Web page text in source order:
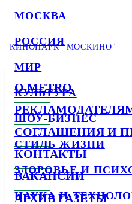
МОСКВА
РОССИЯ
МИР
КУЛЬТУРА
ШОУ-БИЗНЕС
СТИЛЬ ЖИЗНИ
ЗДОРОВЬЕ И
НАУКА И
КИНОПАРК "МОСКИНО"
О METRO
СОГЛАШЕНИЯ И
КОНТАКТЫ
ВАКАНСИИ
АРХИВ ГАЗЕТЫ